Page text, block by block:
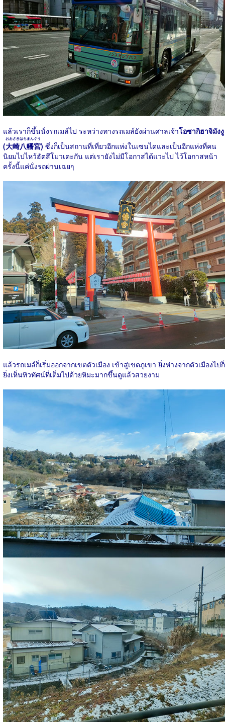
แล้วเราก็ขึ้นนั่งรถเมล์ไป ระหว่างทางรถเมล์ยังผ่านศาลเจ้าโอซากิฮาจิมังงู
(大崎八幡宮
おおさきはちまんぐう
) ซึ่งก็เป็นสถานที่เที่ยวอีกแห่งในเซนไดและเป็นอีกแห่งที่คน
นิยมไปไหว้ฮัตสึโมวเดะกัน แต่เรายังไม่มีโอกาสได้แวะไป ไว้โอกาสหน้า
ครั้งนี้แค่นั่งรถผ่านเฉยๆ
แล้วรถเมล์ก็เริ่มออกจากเขตตัวเมือง เข้าสู่เขตภูเขา ยิ่งห่างจากตัวเมืองไปก็
ยิ่งเห็นทิวทัศน์ที่เต็มไปด้วยหิมะมากขึ้นดูแล้วสวยงาม